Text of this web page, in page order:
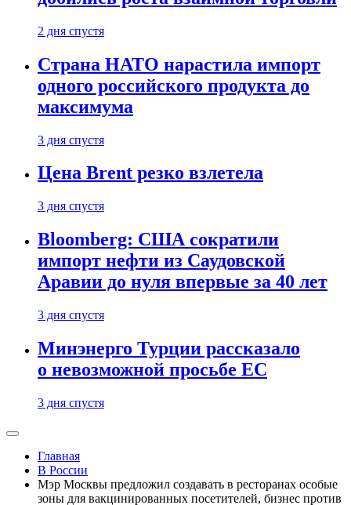
2 дня спустя
Страна НАТО нарастила импорт
одного российского продукта до
максимума
3 дня спустя
Цена Brent резко взлетела
3 дня спустя
Bloomberg: США сократили
импорт нефти из Саудовской
Аравии до нуля впервые за 40 лет
3 дня спустя
Минэнерго Турции рассказало
о невозможной просьбе ЕС
3 дня спустя
Главная
В России
Мэр Москвы предложил создавать в ресторанах особые
зоны для вакцинированных посетителей, бизнес против